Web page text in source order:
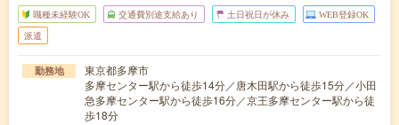
職種未経験OK 交通費別途支給あり 土日祝日が休み WEB登録OK
派遣
勤務地
東京都多摩市
多摩センター駅から徒歩14分／唐木田駅から徒歩15分／小田
急多摩センター駅から徒歩16分／京王多摩センター駅から徒
歩18分